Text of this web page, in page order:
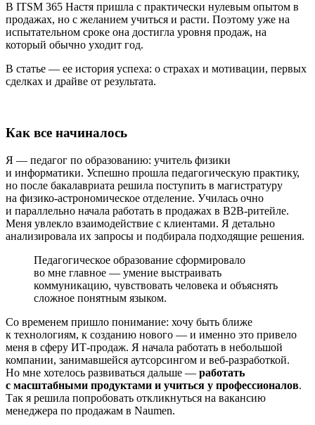
В ITSM 365 Настя пришла с практически нулевым опытом в
продажах, но с желанием учиться и расти. Поэтому уже на
испытательном сроке она достигла уровня продаж, на
который обычно уходит год.
В статье — ее история успеха: о страхах и мотивации, первых
сделках и драйве от результата.
Как все начиналось
Я — педагог по образованию: учитель физики
и информатики. Успешно прошла педагогическую практику,
но после бакалавриата решила поступить в магистратуру
на физико-астрономическое отделение. Училась очно
и параллельно начала работать в продажах в B2B-ритейле.
Меня увлекло взаимодействие с клиентами. Я детально
анализировала их запросы и подбирала подходящие решения.
Педагогическое образование сформировало
во мне главное — умение выстраивать
коммуникацию, чувствовать человека и объяснять
сложное понятным языком.
Со временем пришло понимание: хочу быть ближе
к технологиям, к созданию нового — и именно это привело
меня в сферу ИТ-продаж. Я начала работать в небольшой
компании, занимавшейся аутсорсингом и веб-разработкой.
Но мне хотелось развиваться дальше — работать
с масштабными продуктами и учиться у профессионалов.
Так я решила попробовать откликнуться на вакансию
менеджера по продажам в Naumen.